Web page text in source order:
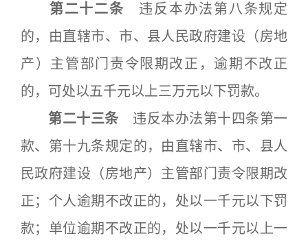
第二十二条 违反本办法第八条规定
的，由直辖市、市、县人民政府建设（房地
产）主管部门责令限期改正，逾期不改正
的，可处以五千元以上三万元以下罚款。
第二十三条 违反本办法第十四条第一
款、第十九条规定的，由直辖市、市、县人
民政府建设（房地产）主管部门责令限期改
正；个人逾期不改正的，处以一千元以下罚
款；单位逾期不改正的，处以一千元以上一